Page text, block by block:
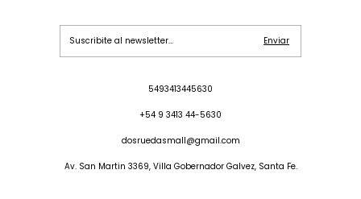
5493413445630
+54 9 3413 44-5630
dosruedasmall@gmail.com
Av. San Martin 3369, Villa Gobernador Galvez, Santa Fe.